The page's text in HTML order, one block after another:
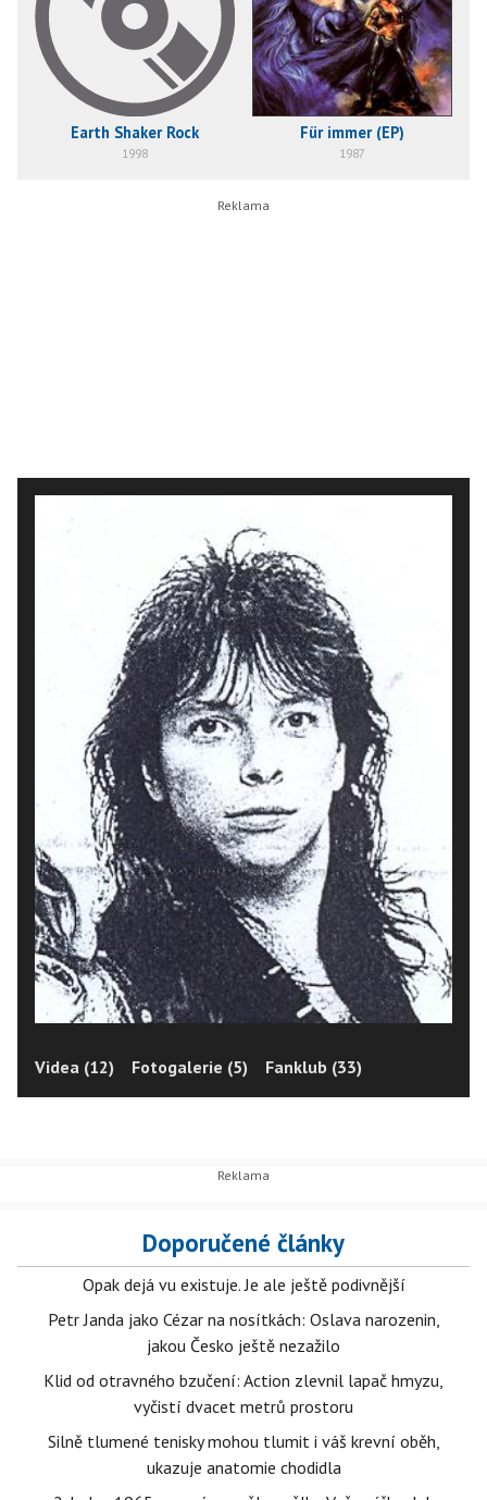
Earth Shaker Rock
1998
Für immer (EP)
1987
Videa (12) Fotogalerie (5) Fanklub (33)
Doporučené články
Opak dejá vu existuje. Je ale ještě podivnější
Petr Janda jako Cézar na nosítkách: Oslava narozenin,
jakou Česko ještě nezažilo
Klid od otravného bzučení: Action zlevnil lapač hmyzu,
vyčistí dvacet metrů prostoru
Silně tlumené tenisky mohou tlumit i váš krevní oběh,
ukazuje anatomie chodidla